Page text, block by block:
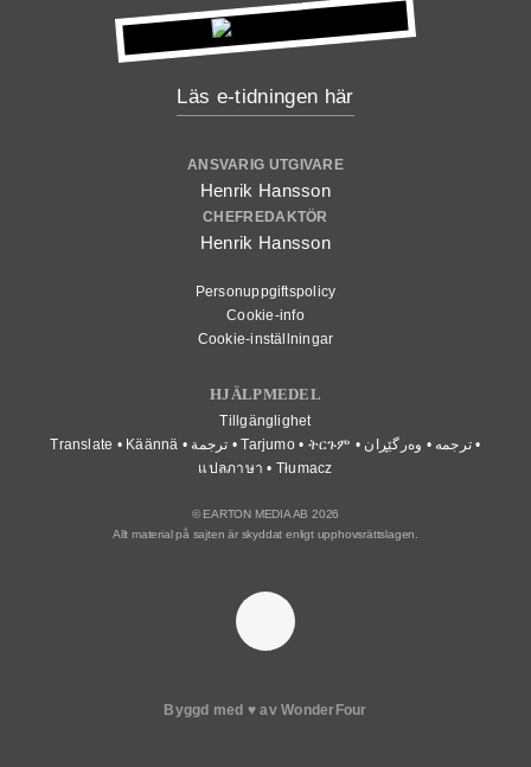
Läs e-tidningen här
ANSVARIG UTGIVARE
Henrik Hansson
CHEFREDAKTÖR
Henrik Hansson
Personuppgiftspolicy
Cookie-info
Cookie-inställningar
HJÄLPMEDEL
Tillgänglighet
Translate • Käännä • ترجمة • Tarjumo • ትርጉም • ترجمه • وەرگێڕان •
แปลภาษา • Tłumacz
© EARTON MEDIA AB 2026
Allt material på sajten är skyddat enligt upphovsrättslagen.
Byggd med ♥ avWonderFour